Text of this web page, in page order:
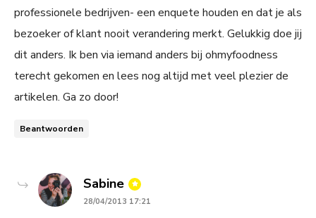
professionele bedrijven- een enquete houden en dat je als
bezoeker of klant nooit verandering merkt. Gelukkig doe jij
dit anders. Ik ben via iemand anders bij ohmyfoodness
terecht gekomen en lees nog altijd met veel plezier de
artikelen. Ga zo door!
Beantwoorden
Sabine says:
28/04/2013 17:21